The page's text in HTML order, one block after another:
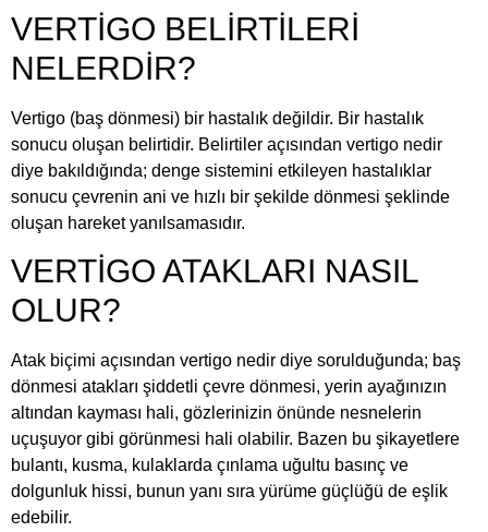
VERTİGO BELİRTİLERİ
NELERDİR?
Vertigo (baş dönmesi) bir hastalık değildir. Bir hastalık
sonucu oluşan belirtidir. Belirtiler açısından vertigo nedir
diye bakıldığında; denge sistemini etkileyen hastalıklar
sonucu çevrenin ani ve hızlı bir şekilde dönmesi şeklinde
oluşan hareket yanılsamasıdır.
VERTİGO ATAKLARI NASIL
OLUR?
Atak biçimi açısından vertigo nedir diye sorulduğunda; baş
dönmesi atakları şiddetli çevre dönmesi, yerin ayağınızın
altından kayması hali, gözlerinizin önünde nesnelerin
uçuşuyor gibi görünmesi hali olabilir. Bazen bu şikayetlere
bulantı, kusma, kulaklarda çınlama uğultu basınç ve
dolgunluk hissi, bunun yanı sıra yürüme güçlüğü de eşlik
edebilir.